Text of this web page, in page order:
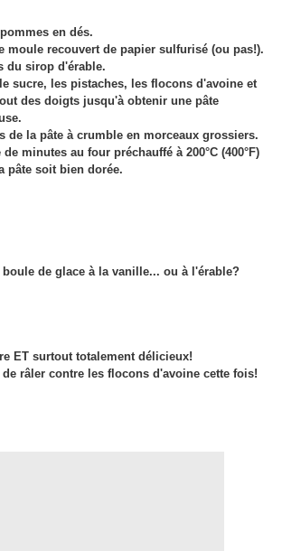
en dés.
moule recouvert de papier sulfurisé (ou pas!).
du sirop d'érable.
sucre, les pistaches, les flocons d'avoine et
des doigts jusqu'à obtenir une pâte
de la pâte à crumble en morceaux grossiers.
minutes au four préchauffé à 200°C (400°F)
pâte soit bien dorée.
de glace à la vanille... ou à l'érable?
ET surtout totalement délicieux!
râler contre les flocons d'avoine cette fois!